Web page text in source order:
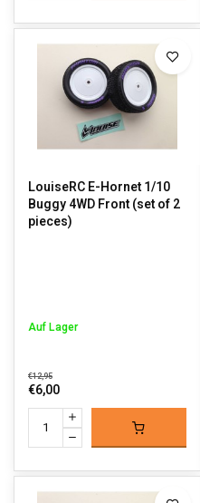
LouiseRC E-Hornet 1/10
Buggy 4WD Front (set of 2
pieces)
Auf Lager
€12,95
€6,00